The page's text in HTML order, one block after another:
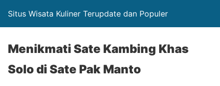
Situs Wisata Kuliner Terupdate dan Populer
Menikmati Sate Kambing Khas
Solo di Sate Pak Manto